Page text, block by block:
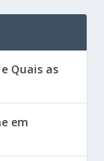
Quais as
em